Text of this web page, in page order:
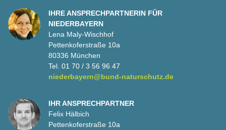
IHRE ANSPRECHPARTNERIN FÜR
NIEDERBAYERN
Lena Maly-Wischhof
Pettenkoferstraße 10a
80336 München
Tel. 01 70 / 3 56 96 47
niederbayern@bund-naturschutz.de
IHR ANSPRECHPARTNER
Felix Hälbich
Pettenkoferstraße 10a